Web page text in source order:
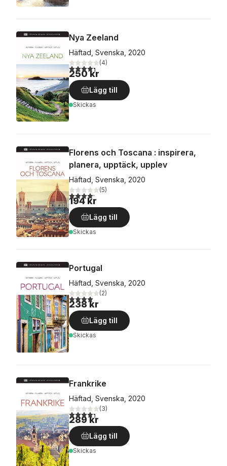
Nya Zeeland
Häftad, Svenska, 2020
4,3utav 5 stjärnor. Totalt antal röster:
(4)
250 kr
Lägg till
Skickas
Florens och Toscana : inspirera,
planera, upptäck, upplev
Häftad, Svenska, 2020
4,2utav 5 stjärnor. Totalt antal röster:
(5)
194 kr
Lägg till
Skickas
Portugal
Häftad, Svenska, 2020
4,0utav 5 stjärnor. Totalt antal röster:
(2)
238 kr
Lägg till
Skickas
Frankrike
Häftad, Svenska, 2020
4,3utav 5 stjärnor. Totalt antal röster:
(3)
289 kr
Lägg till
Skickas